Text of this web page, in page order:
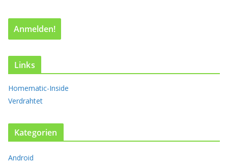
f
D
O
t
i
n
k
Links
Homematic-Inside
Verdrahtet
Kategorien
Android